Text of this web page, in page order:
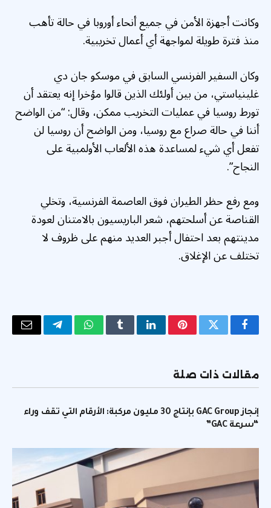
وكانت أجهزة الأمن في جميع أنحاء أوروبا في حالة تأهب
منذ فترة طويلة لمواجهة أي أعمال تخريبية.
وكان السفير الفرنسي السابق في موسكو جان دي
غلينياستي، من بين أولئك الذين قالوا مؤخرا إنه يعتقد أن
تورط روسيا في عمليات التخريب ممكن، وقال: “من الواضح
أننا في حالة صراع مع روسيا، ومن الواضح أن روسيا لن
تفعل أي شيء لمساعدة هذه الألعاب الأولمبية على
النجاح”.
ومع رفع حظر الطيران فوق العاصمة الفرنسية، وتخلي
القناصة عن أسلحتهم، شعر الباريسيون بالامتنان لعودة
مدينتهم بعد احتفال أجبر العديد منهم على ظروف لا
تختلف عن الإغلاق.
فيسبوكتويتر بينتيريستلينكدإنTumblrواتسابتيلقرامالبريد
مقالات ذات صلة
إنجاز GAC Group بإنتاج 30 مليون مركبة: الأرقام التي تقف وراء
“سرعة GAC”